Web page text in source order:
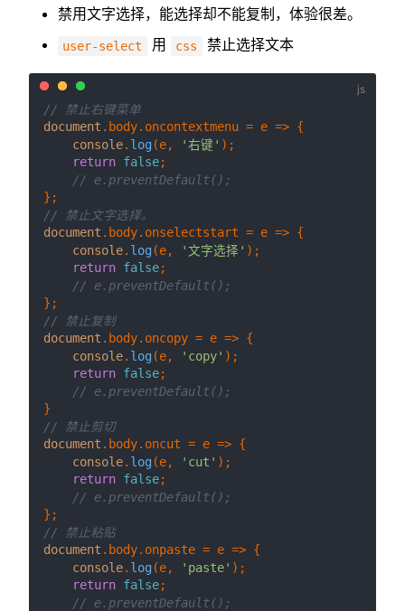
禁用文字选择，能选择却不能复制，体验很差。
user-select 用 css 禁止选择文本
// 禁止右键菜单
document . body. oncontextmenu = e => {
console. log (e, '右键' );
return false;
// e.preventDefault();
// 禁止文字选择。
document . body. onselectstart = e => {
console. log (e, '文字选择' );
return false;
// e.preventDefault();
// 禁止复制
document . body. oncopy = e => {
console. log (e, 'copy' );
return false;
// e.preventDefault();
// 禁止剪切
document . body. oncut = e => {
console. log (e, 'cut' );
return false;
// e.preventDefault();
// 禁止粘贴
document . body. onpaste = e => {
console. log (e, 'paste' );
return false;
// e.preventDefault();